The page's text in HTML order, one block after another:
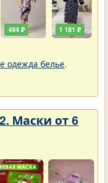
494 ₽ 1 181 ₽
одежда белье.
Маски от 6